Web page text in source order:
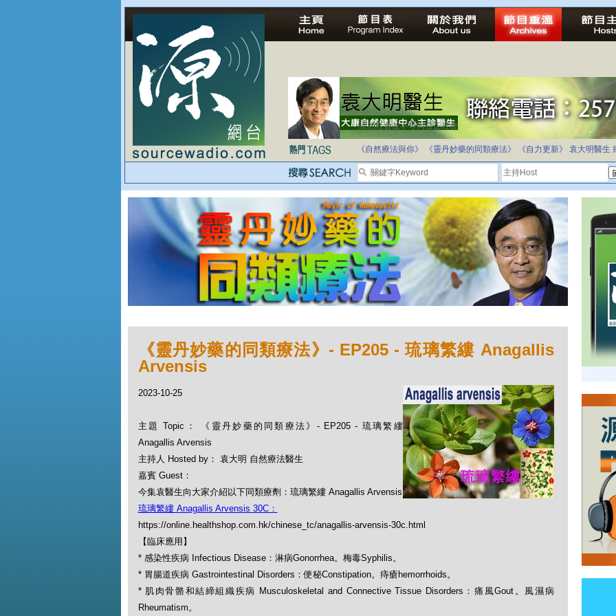
法治社會並不等同公正社會
自家教育合法化-推動多元化教育，全民學卷制
《自然療法與你》
《靈丹妙藥的同類療法》 《自力更新》 袁大明醫生
《靈丹妙藥的同類療法》- EP205 - 琉璃繁縷 Anagallis
Arvensis
2023-10-25
主題 Topic： 《靈丹妙藥的同類療法》- EP205 - 琉璃繁縷
Anagallis Arvensis
主持人 Hosted by： 袁大明 自然療法醫生
嘉賓 Guest：
今集袁醫生向大家介紹以下同類療劑：琉璃繁縷 Anagallis Arvensis
琉璃繁縷 Anagallis Arvensis 30C：
https://online.healthshop.com.hk/chinese_tc/anagallis-arvensis-30c.html
【臨床應用】
* 感染性疾病 Infectious Disease：淋病Gonorrhea。梅毒Syphilis。
* 胃腸道疾病 Gastrointestinal Disorders：便秘Constipation。痔瘡hemorrhoids。
* 肌肉骨骼和結締組織疾病 Musculoskeletal and Connective Tissue Disorders：痛風Gout。風濕病
Rheumatism。